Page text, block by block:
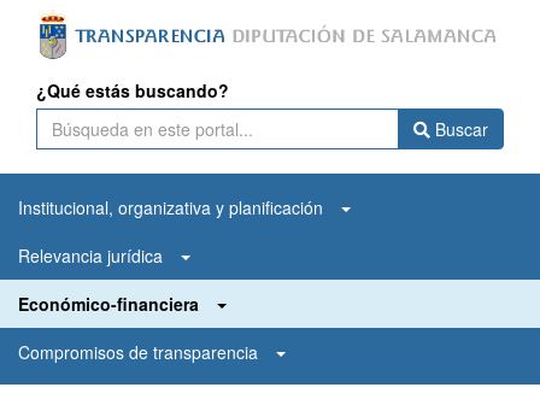
¿Qué estás buscando?
Buscar
Institucional, organizativa y planificación
Relevancia jurídica
Económico-financiera
Compromisos de transparencia